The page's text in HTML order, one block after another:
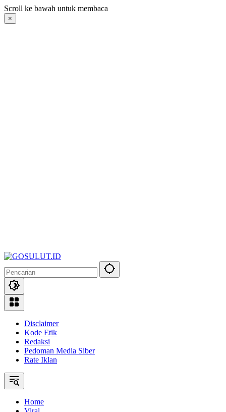
Langsung
ke
konten
Scroll ke bawah untuk membaca
×
Disclaimer
Kode Etik
Redaksi
Pedoman Media Siber
Rate Iklan
Home